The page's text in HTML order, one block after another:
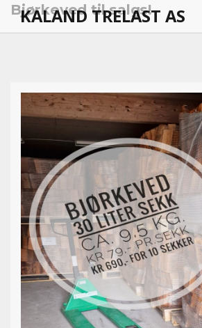
KALAND TRELAST AS
Bjørkeved til salgs!